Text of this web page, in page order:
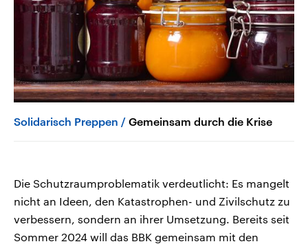
Solidarisch Preppen Gemeinsam durch die Krise
Die Schutzraumproblematik verdeutlicht: Es mangelt
nicht an Ideen, den Katastrophen- und Zivilschutz zu
verbessern, sondern an ihrer Umsetzung. Bereits seit
Sommer 2024 will das BBK gemeinsam mit den